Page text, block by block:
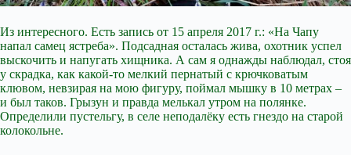
Из интересного. Есть запись от 15 апреля 2017 г.: «На Чапу
напал самец ястреба». Подсадная осталась жива, охотник успел
выскочить и напугать хищника. А сам я однажды наблюдал, стоя
у скрадка, как какой-то мелкий пернатый с крючковатым
клювом, невзирая на мою фигуру, поймал мышку в 10 метрах –
и был таков. Грызун и правда мелькал утром на полянке.
Определили пустельгу, в селе неподалёку есть гнездо на старой
колокольне.